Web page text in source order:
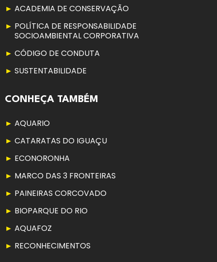
ACADEMIA DE CONSERVAÇÃO
POLÍTICA DE RESPONSABILIDADE
SOCIOAMBIENTAL CORPORATIVA
CÓDIGO DE CONDUTA
SUSTENTABILIDADE
CONHEÇA TAMBÉM
AQUARIO
CATARATAS DO IGUAÇU
ECONORONHA
MARCO DAS 3 FRONTEIRAS
PAINEIRAS CORCOVADO
BIOPARQUE DO RIO
AQUAFOZ
RECONHECIMENTOS